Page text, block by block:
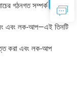
গঠনগত সম্পর্ক এবং
এবং লক-আপ—এই তিনটি
করা এবং লক-আপ